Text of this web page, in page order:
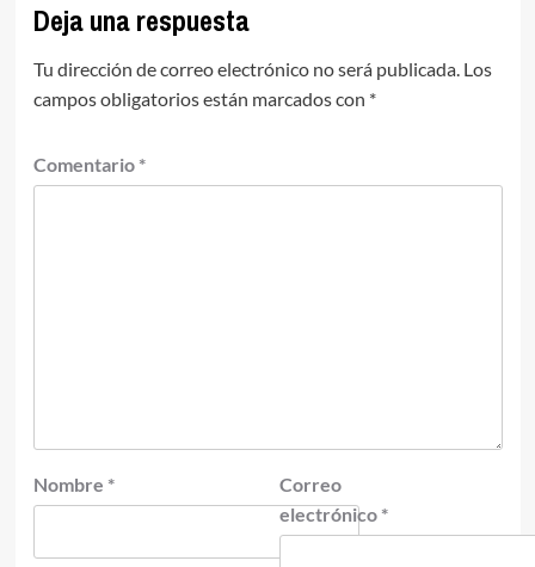
Deja una respuesta
Tu dirección de correo electrónico no será publicada. Los
campos obligatorios están marcados con *
Comentario *
Nombre *
Correo
electrónico *